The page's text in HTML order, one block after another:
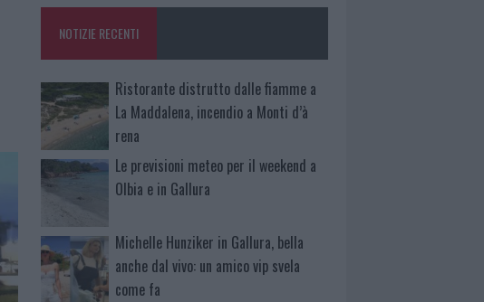
NOTIZIE RECENTI
Ristorante distrutto dalle fiamme a
La Maddalena, incendio a Monti d’à
rena
Le previsioni meteo per il weekend a
Olbia e in Gallura
Michelle Hunziker in Gallura, bella
anche dal vivo: un amico vip svela
come fa